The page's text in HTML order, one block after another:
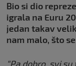
Bio si dio
igrala na Euru
jedan takav
nam malo, što
“Pa dobro, svi